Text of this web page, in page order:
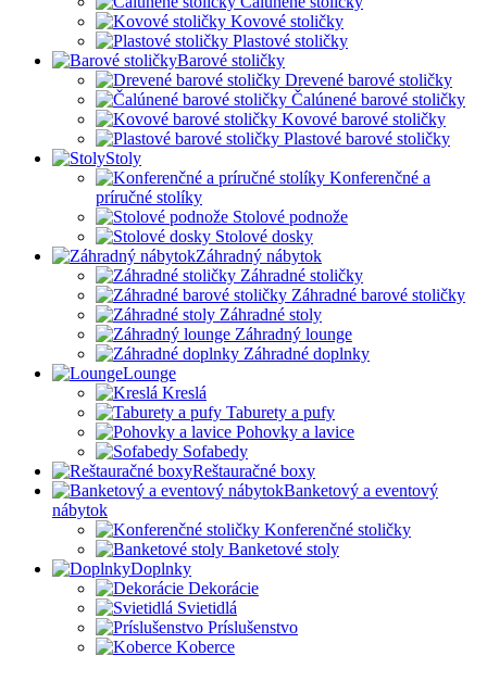
Kovové stoličky
Plastové stoličky
Barové stoličky
Drevené barové stoličky
Čalúnené barové stoličky
Kovové barové stoličky
Plastové barové stoličky
Stoly
Konferenčné a
príručné stolíky
Stolové podnože
Stolové dosky
Záhradný nábytok
Záhradné stoličky
Záhradné barové stoličky
Záhradné stoly
Záhradný lounge
Záhradné doplnky
Lounge
Kreslá
Taburety a pufy
Pohovky a lavice
Sofabedy
Reštauračné boxy
Banketový a eventový
nábytok
Konferenčné stoličky
Banketové stoly
Doplnky
Dekorácie
Svietidlá
Príslušenstvo
Koberce